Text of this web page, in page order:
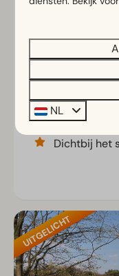
Antwerpse
6
0
2
Deels
±90 m²
Met
Dichtbij het
UITGELICHT
NL